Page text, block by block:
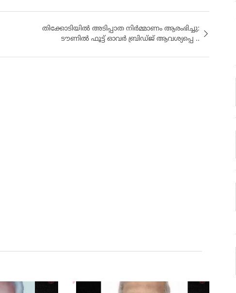
തിക്കോടിയിൽ അടിപ്പാത നിർമ്മാണം ആരംഭിച്ചു:
ടൗണിൽ ഫൂട്ട് ഓവർ ബ്രിഡ്ജ് ആവശ്യപ്പെ ..